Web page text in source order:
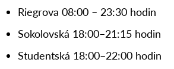
Riegrova 08:00 – 23:30 hodin
Sokolovská 18:00–21:15 hodin
Studentská 18:00–22:00 hodin